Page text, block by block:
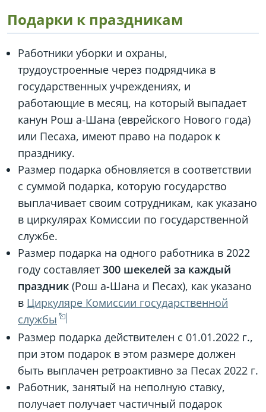
Подарки к праздникам
Работники уборки и охраны,
трудоустроенные через подрядчика в
государственных учреждениях, и
работающие в месяц, на который выпадает
канун Рош а-Шана (еврейского Нового года)
или Песаха, имеют право на подарок к
празднику.
Размер подарка обновляется в соответствии
с суммой подарка, которую государство
выплачивает своим сотрудникам, как указано
в циркулярах Комиссии по государственной
службе.
Размер подарка на одного работника в 2022
году составляет300 шекелей за каждый
праздник (Рош а-Шана и Песах), как указано
в Циркуляре Комиссии государственной
службы
Размер подарка действителен с 01.01.2022 г.,
при этом подарок в этом размере должен
быть выплачен ретроактивно за Песах 2022 г.
Работник, занятый на неполную ставку,
получает получает частичный подарок